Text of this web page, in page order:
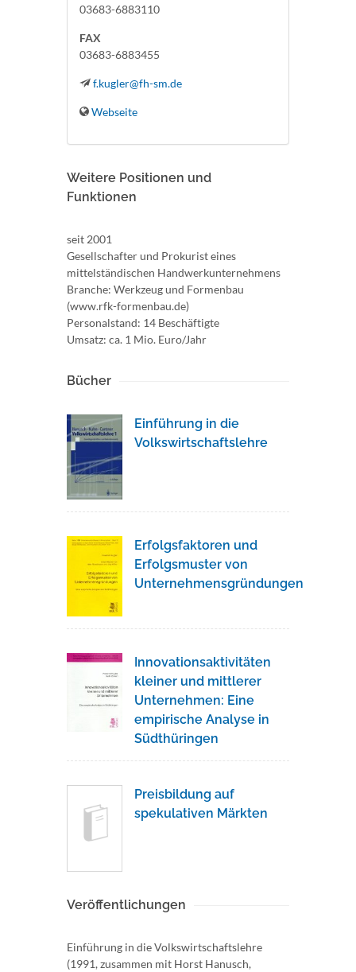
03683-6883110
FAX
03683-6883455
f.kugler@fh-sm.de
Webseite
Weitere Positionen und
Funktionen
seit 2001
Gesellschafter und Prokurist eines
mittelständischen Handwerkunternehmens
Branche: Werkzeug und Formenbau
(www.rfk-formenbau.de)
Personalstand: 14 Beschäftigte
Umsatz: ca. 1 Mio. Euro/Jahr
Bücher
Einführung in die
Volkswirtschaftslehre
Erfolgsfaktoren und
Erfolgsmuster von
Unternehmensgründungen
Innovationsaktivitäten
kleiner und mittlerer
Unternehmen: Eine
empirische Analyse in
Südthüringen
Preisbildung auf
spekulativen Märkten
Veröffentlichungen
Einführung in die Volkswirtschaftslehre
(1991, zusammen mit Horst Hanusch,